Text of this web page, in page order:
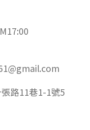
路11巷1-1號5